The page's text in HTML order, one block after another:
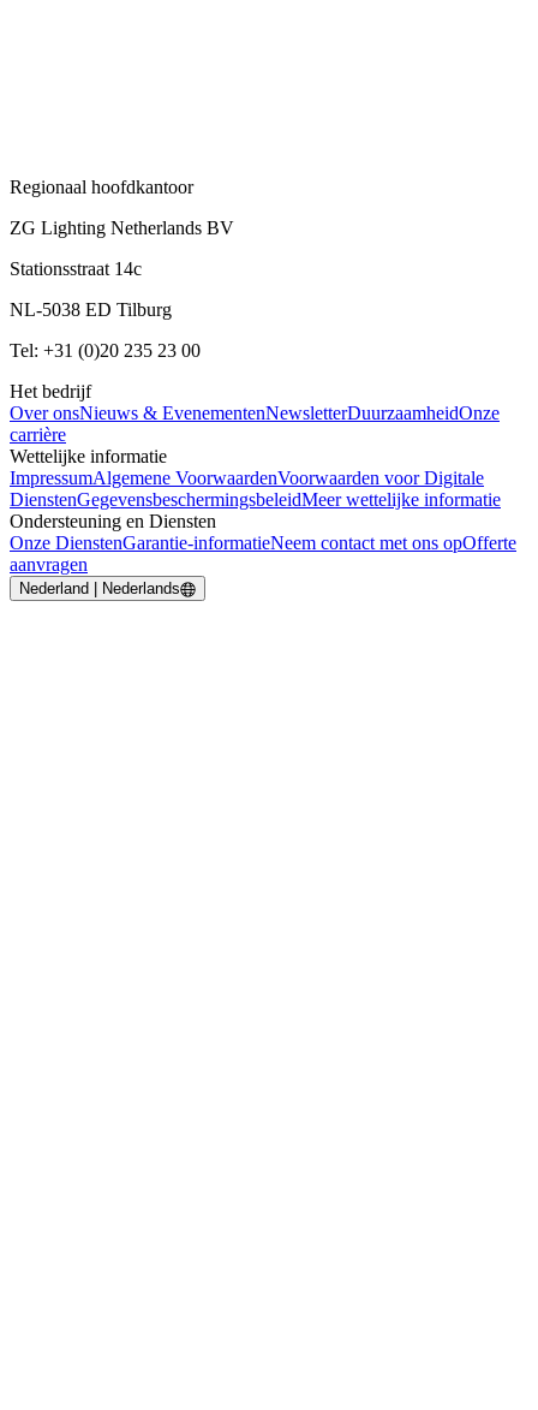
Regionaal hoofdkantoor
ZG Lighting Netherlands BV
Stationsstraat 14c
NL-5038 ED Tilburg
Tel: +31 (0)20 235 23 00
Het bedrijf
Over onsNieuws & EvenementenNewsletterDuurzaamheidOnze
carrière
Wettelijke informatie
ImpressumAlgemene VoorwaardenVoorwaarden voor Digitale
DienstenGegevensbeschermingsbeleidMeer wettelijke informatie
Ondersteuning en Diensten
Onze DienstenGarantie-informatieNeem contact met ons opOfferte
aanvragen
Nederland | Nederlands